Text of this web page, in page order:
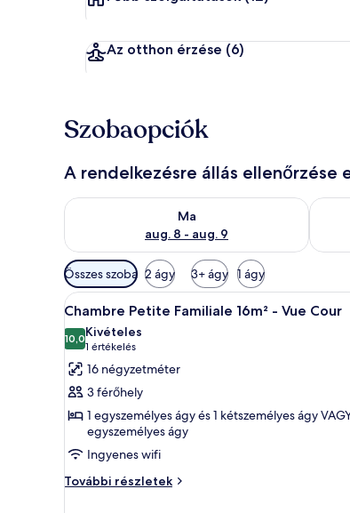
Az otthon érzése (6)
Szobaopciók
A rendelkezésre állás ellenőrzése
Ma
aug. 8 - aug. 9
A ma esti rendelkezésre állás ellenőrzése:
A
Szobákhoz
rendelkezésre
álló
szűrők
Összes szoba 2 ágy 3+ ágy 1 ágy
A
következő
szoba
összes
képének
megtekintése:
Chambre
Petite
Familiale
16m²
Egy szállodai szoba
15
Chambre Petite Familiale 16m² - Vue Cour
10,010-ből 10,0
Kivételes
1 értékelés
(1
értékelés)
16 négyzetméter
3 férőhely
1 egyszemélyes ágy és 1 kétszemélyes ágy
egyszemélyes ágy
Ingyenes wifi
További részletek
Chambre